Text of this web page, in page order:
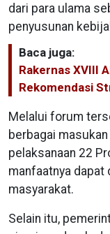
dari para ulama
penyusunan
Baca juga:
Rakernas XVIII
Rekomendasi
Melalui forum
berbagai
pelaksanaan 22
manfaatnya dapat
masyarakat.
Selain itu,